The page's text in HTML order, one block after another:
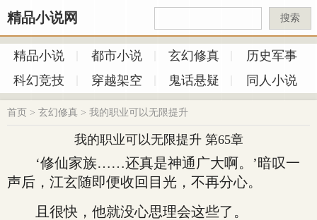
精品小说网 搜索
精品小说 都市小说 玄幻修真
历史军事
科幻竞技
穿越架空 鬼话悬疑 同人小说
首页 > 玄幻修真 > 我的职业可以无限提升
我的职业可以无限提升 第65章
‘修仙家族……还真是神通广大啊。’暗叹一
声后，江玄随即便收回目光，不再分心。
且很快，他就没心思理会这些了。